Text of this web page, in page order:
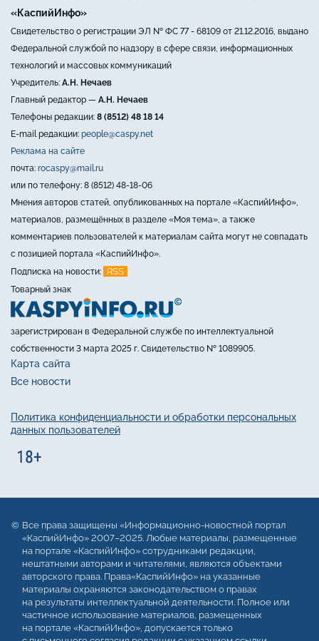
«КаспийИнфо»
Свидетельство о регистрации ЭЛ № ФС 77 - 68109 от 21.12.2016, выдано
Федеральной службой по надзору в сфере связи, информационных
технологий и массовых коммуникаций
Учредитель: А.Н. Нечаев
Главный редактор — А.Н. Нечаев
Телефоны редакции: 8 (8512) 48 18 14
E-mail редакции: people@caspy.net
Реклама на сайте
почта: rocaspy@mail.ru
или по телефону: 8 (8512) 48-18-06
Мнения авторов статей, опубликованных на портале «КаспийИнфо»,
материалов, размещённых в разделе «Моя тема», а также
комментариев пользователей к материалам сайта могут не совпадать
с позицией портала «КаспийИнфо».
Подписка на новости:
RSS
Товарный знак
зарегистрирован в Федеральной службе по интеллектуальной
собственности 3 марта 2025 г. Свидетельство № 1089905.
Карта сайта
Все новости
Политика конфиденциальности и обработки персональных
данных пользователей
Все права защищены «Информационно-новостной портал
«КаспийИнфо» 2007–2025. Любые материалы, размещенные
на портале «КаспийИнфо» сотрудниками редакции,
нештатными авторами и читателями, являются объектами
авторского права. Права«КаспийИнфо» на указанные
материалы охраняются законодательством о правах
на результаты интеллектуальной деятельности. Полное или
частичное использование материалов, размещенных
на портале «КаспийИнфо», допускается только